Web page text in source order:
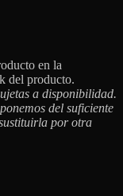
en la
del producto.
a disponibilidad.
del suficiente
por otra